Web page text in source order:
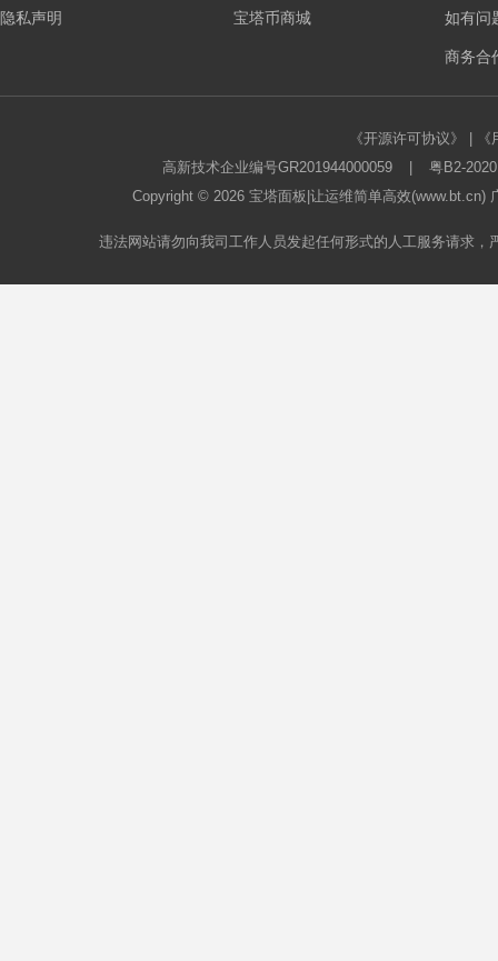
隐私声明 宝塔币商城 如有问
商务合
《开源许可协议》
高新技术企业编号GR201944000059
粤B2-
Copyright © 2026 宝塔面板 |让运维简单高效
违法网站请勿向我司工作人员发起任何形式的人工服务请求，